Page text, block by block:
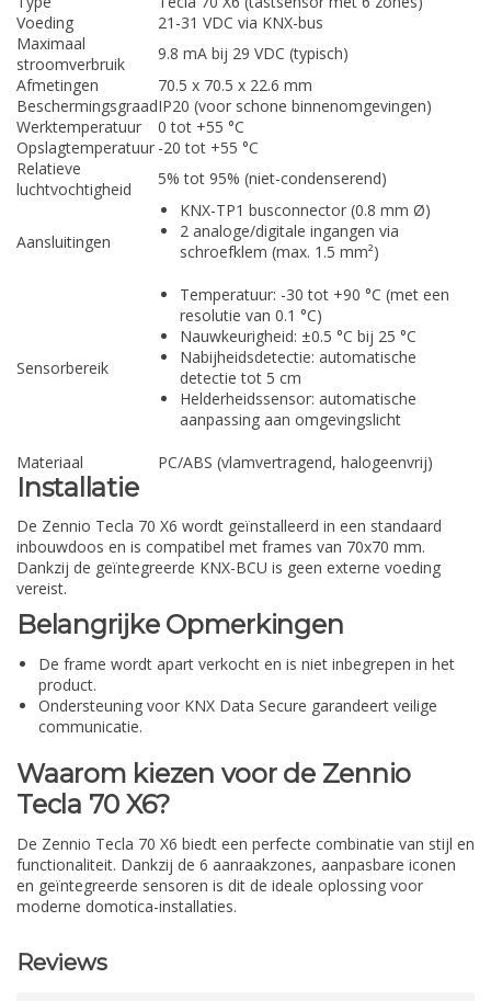
Voeding
21-31 VDC via KNX-bus
Maximaal
stroomverbruik
9.8 mA bij 29 VDC (typisch)
Afmetingen
70.5 x 70.5 x 22.6 mm
BeschermingsgraadIP20 (voor schone binnenomgevingen)
Werktemperatuur
0 tot +55 °C
Opslagtemperatuur -20 tot +55 °C
Relatieve
luchtvochtigheid
5% tot 95% (niet-condenserend)
Aansluitingen
KNX-TP1 busconnector (0.8 mm Ø)
2 analoge/digitale ingangen via
schroefklem (max. 1.5 mm²)
Sensorbereik
Temperatuur: -30 tot +90 °C (met een
resolutie van 0.1 °C)
Nauwkeurigheid: ±0.5 °C bij 25 °C
Nabijheidsdetectie: automatische
detectie tot 5 cm
Helderheidssensor: automatische
aanpassing aan omgevingslicht
Materiaal PC/ABS (vlamvertragend, halogeenvrij)
Installatie
De Zennio Tecla 70 X6 wordt geïnstalleerd in een standaard
inbouwdoos en is compatibel met frames van 70x70 mm.
Dankzij de geïntegreerde KNX-BCU is geen externe voeding
vereist.
Belangrijke Opmerkingen
De frame wordt apart verkocht en is niet inbegrepen in het
product.
Ondersteuning voor KNX Data Secure garandeert veilige
communicatie.
Waarom kiezen voor de Zennio
Tecla 70 X6?
De Zennio Tecla 70 X6 biedt een perfecte combinatie van stijl en
functionaliteit. Dankzij de 6 aanraakzones, aanpasbare iconen
en geïntegreerde sensoren is dit de ideale oplossing voor
moderne domotica-installaties.
Reviews